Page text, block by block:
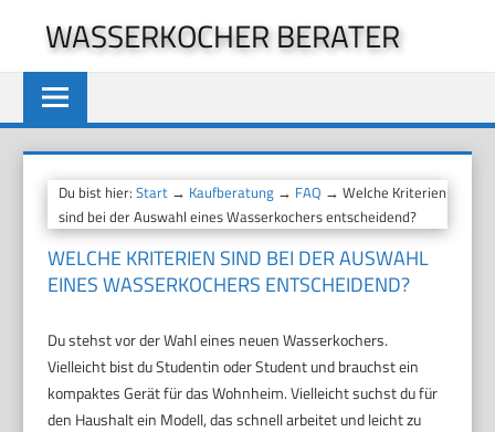
springen
WASSERKOCHER BERATER
Du bist hier:Start → Kaufberatung → FAQ → Welche Kriterien
sind bei der Auswahl eines Wasserkochers entscheidend?
WELCHE KRITERIEN SIND BEI DER AUSWAHL
EINES WASSERKOCHERS ENTSCHEIDEND?
Du stehst vor der Wahl eines neuen Wasserkochers.
Vielleicht bist du Studentin oder Student und brauchst ein
kompaktes Gerät für das Wohnheim. Vielleicht suchst du für
den Haushalt ein Modell, das schnell arbeitet und leicht zu